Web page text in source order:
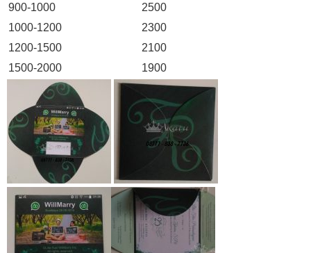
900-1000
2500
1000-1200
2300
1200-1500
2100
1500-2000
1900